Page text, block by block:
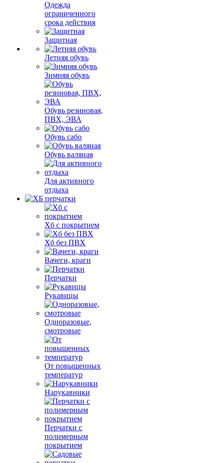
Одежда
ограниченного
срока действия
Защитная
Летняя обувь
Зимняя обувь
Обувь резиновая,
ПВХ, ЭВА
Обувь сабо
Обувь валяная
Для активного
отдыха
Хб с покрытием
Хб без ПВХ
Вачеги, краги
Перчатки
Рукавицы
Одноразовые,
смотровые
От повышенных
температур
Нарукавники
Перчатки с
полимерным
покрытием